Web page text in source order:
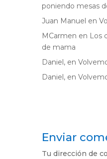
poniendo mesas
Juan Manuel en
MCarmen en Los
de mama
Daniel, en
Daniel, en
Enviar
Tu dirección de